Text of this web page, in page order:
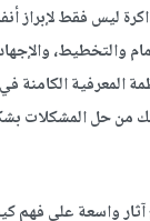
ليس فقط لإبراز
والتخطيط،
المعرفية الكامنة
من حل المشكلات
آثار واسعة على